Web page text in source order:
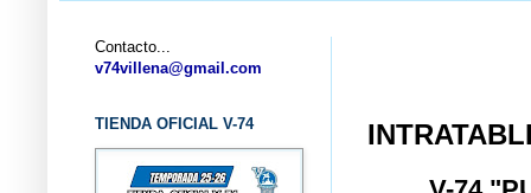
Contacto...
v74villena@gmail.com
TIENDA OFICIAL V-74